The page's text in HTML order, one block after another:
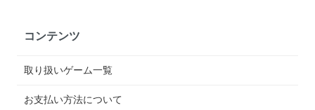
コンテンツ
取り扱いゲーム一覧
お支払い方法について